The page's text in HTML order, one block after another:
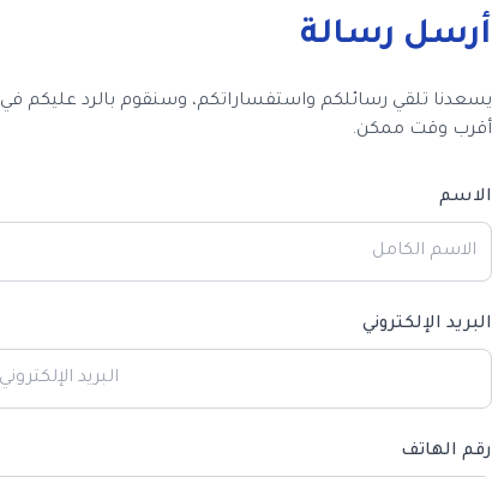
أرسل رسالة
يسعدنا تلقي رسائلكم واستفساراتكم، وسنقوم بالرد عليكم في
أقرب وقت ممكن.
الاسم
البريد الإلكتروني
رقم الهاتف